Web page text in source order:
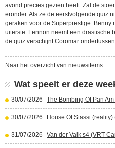
avond precies gezien heeft. Zal de
eronder. Als ze de eerstvolgende quiz
geraken voor de Superprestige. Benny
uiterste. Lennon neemt een drastische
de quiz verschijnt Coromar
Naar het overzicht van nieuwsitems
Wat speelt er deze
30/07/2026 The Bombing Of Pan
30/07/2026 House Of Stassi
31/07/2026 Van der Valk s4 (VRT